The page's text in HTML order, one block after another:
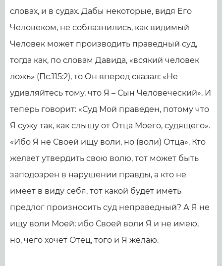
словах, и в судах. Дабы некоторые, видя Его
Человеком, не соблазнились, как видимый
Человек может производить праведный суд,
тогда как, по словам Давида, «всякий человек
ложь» (Пс.115:2), то Он вперед сказал: «Не
удивляйтесь тому, что Я – Сын Человеческий». И
теперь говорит: «Суд Мой праведен, потому что
Я сужу так, как слышу от Отца Моего, судящего».
«Ибо Я не Своей ищу воли, но (воли) Отца». Кто
желает утвердить свою волю, тот может быть
заподозрен в нарушении правды, а кто не
имеет в виду себя, тот какой будет иметь
предлог произносить суд неправедный? А Я не
ищу воли Моей; ибо Своей воли Я и не имею,
но, чего хочет Отец, того и Я желаю.